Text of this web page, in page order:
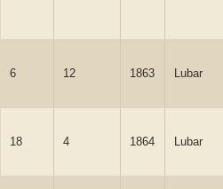
6 12 1863 Lubar
18 4 1864 Lubar